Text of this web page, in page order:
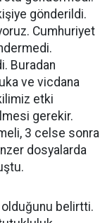
gönderildi.
Cumhuriyet
Buradan
ve vicdana
etki
gerekir.
3 celse sonra
dosyalarda
belirtti.